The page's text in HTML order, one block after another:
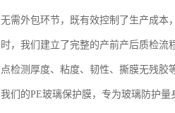
无需外包环节，既有效控制了生产成本
时，我们建立了完整的产前产后质检
点检测厚度、粘度、韧性、撕膜无残胶
我们的PE玻璃保护膜，专为玻璃防护